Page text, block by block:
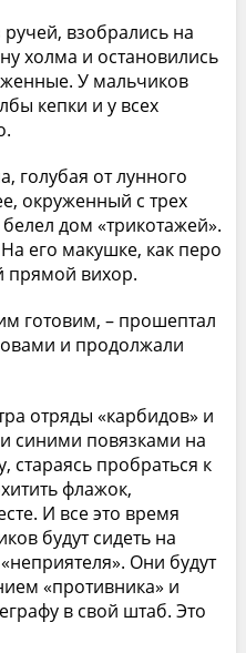
взобрались на
холма и остановились
У мальчиков
кепки и у всех
голубая от лунного
окруженный с трех
дом «трикотажей».
его макушке, как перо
прямой вихор.
готовим, – прошептал
и продолжали
отряды «карбидов» и
синими повязками на
стараясь пробраться к
флажок,
И все это время
будут сидеть на
Они будут
«противника» и
в свой штаб. Это